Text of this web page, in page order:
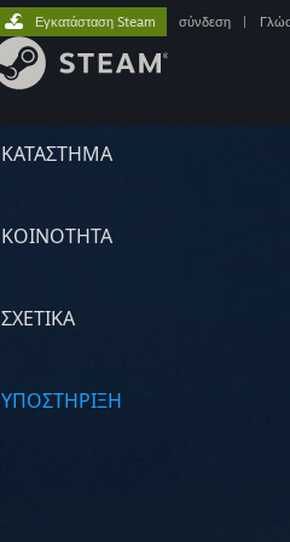
ΚΑΤΑΣΤΗΜΑ
ΚΟΙΝΟΤΗΤΑ
ΣΧΕΤΙΚΆ
ΥΠΟΣΤΗΡΙΞΗ
Εγκατάσταση Steam σύνδεση